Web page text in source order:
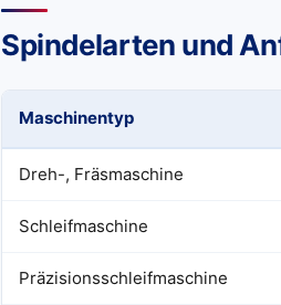
Spindelarten und
Maschinentyp
Dreh-, Fräsmaschine
Schleifmaschine
Präzisionsschleifmaschine